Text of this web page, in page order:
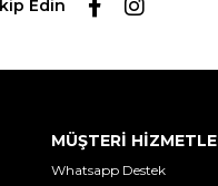
Edin
MÜŞTERİ
Whatsapp Destek